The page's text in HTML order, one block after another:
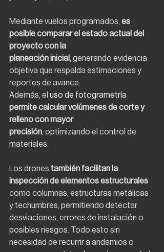
Mediante vuelos programados, es
posible comparar el estado actual del
proyecto con la
planeación inicial , generando evidencia
objetiva que respalda estimaciones y
reportes de avance.
Además, el uso de fotogrametría
permite calcular volúmenes de corte y
relleno con mayor
precisión, optimizando el control de
materiales.
Los drones también facilitan la
inspección de elementos estructurales
como columnas, estructuras metálicas
y techumbres, permitiendo detectar
desviaciones, errores de instalación o
posibles riesgos. Todo esto sin
necesidad de recurrir a andamios o